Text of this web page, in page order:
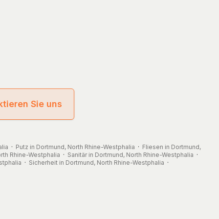
Sie uns
· Putz in Dortmund, North Rhine-Westphalia · Fliesen in Dortmund,
Rhine-Westphalia · Sanitär in Dortmund, North Rhine-Westphalia ·
· Sicherheit in Dortmund, North Rhine-Westphalia ·